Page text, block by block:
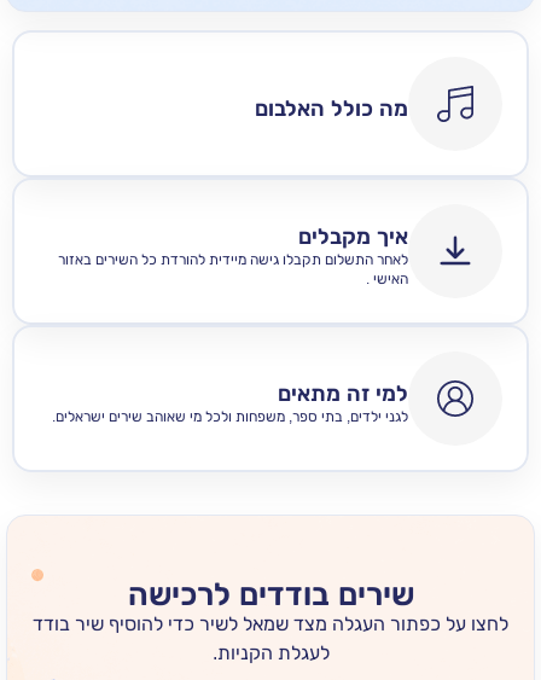
מה כולל האלבום
איך מקבלים
לאחר התשלום תקבלו גישה מיידית להורדת כל השירים באזור
למי זה מתאים
לגני ילדים, בתי ספר, משפחות ולכל מי שאוהב שירים ישראלים.
שירים בודדים לרכישה
כפתור העגלה מצד שמאל לשיר כדי להוסיף שיר בודד
לעגלת הקניות.